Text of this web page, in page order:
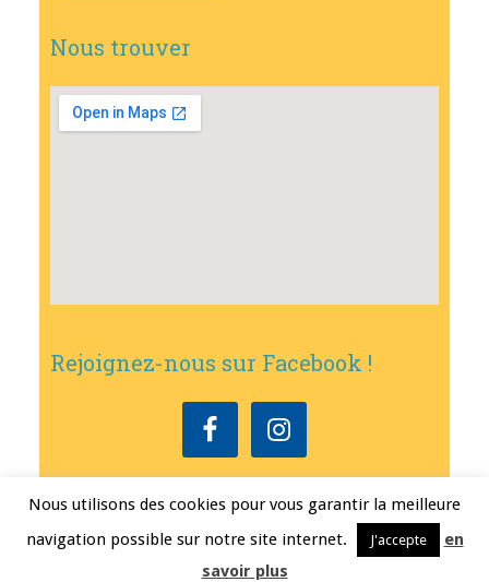
Nous trouver
Rejoignez-nous sur Facebook !
Mentions légales
Nous utilisons des cookies pour vous garantir la meilleure
navigation possible sur notre site internet.
J'accepte
en
savoir plus